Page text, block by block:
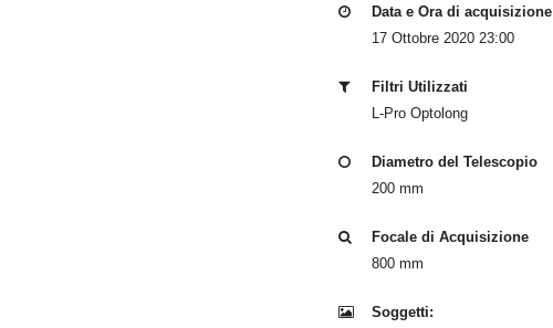
Data e Ora di acquisizione
17 Ottobre 2020 23:00
Filtri Utilizzati
L-Pro Optolong
Diametro del Telescopio
200 mm
Focale di Acquisizione
800 mm
Soggetti: